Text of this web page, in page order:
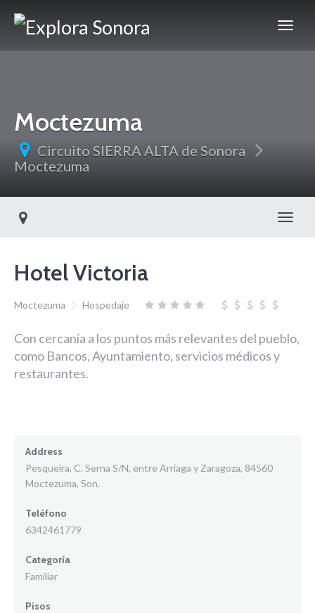
Moctezuma
Circuito SIERRA ALTA de Sonora
Moctezuma
Hotel Victoria
Moctezuma Hospedaje
Con cercanía a los puntos más relevantes del pueblo,
como Bancos, Ayuntamiento, servicios médicos y
restaurantes.
Address
Pesqueira, C. Serna S/N, entre Arriaga y Zaragoza, 84560
Moctezuma, Son.
Teléfono
6342461779
Categoría
Familiar
Pisos